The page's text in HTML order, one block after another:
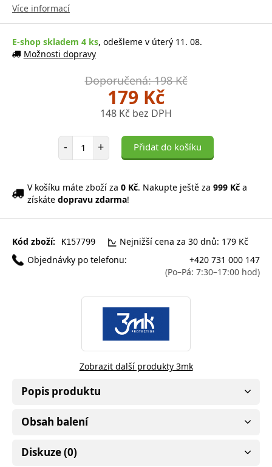
Více informací
E-shop skladem 4 ks, odešleme v úterý 11. 08.
Možnosti dopravy
Doporučená: 198 Kč
179 Kč
148 Kč bez DPH
- Počet položek
+ Přidat do košíku
V košíku máte zboží za 0 Kč. Nakupte ještě za 999 Kč a
získáte dopravu zdarma!
Kód zboží: K157799
Nejnižší cena za 30 dnů: 179 Kč
Objednávky po telefonu:
+420 731 000 147
(Po–Pá: 7:30–17:00 hod)
Zobrazit další produkty 3mk
Popis produktu
Obsah balení
Diskuze (0)